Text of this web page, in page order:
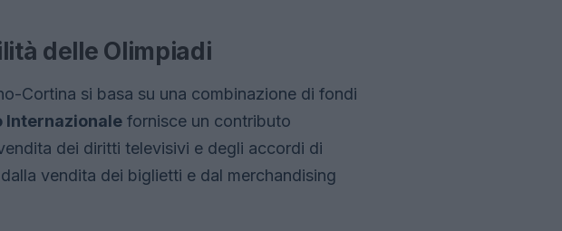
delle Olimpiadi
Cortina si basa su una combinazione di fondi
Internazionale fornisce un contributo
dei diritti televisivi e degli accordi di
vendita dei biglietti e dal merchandising